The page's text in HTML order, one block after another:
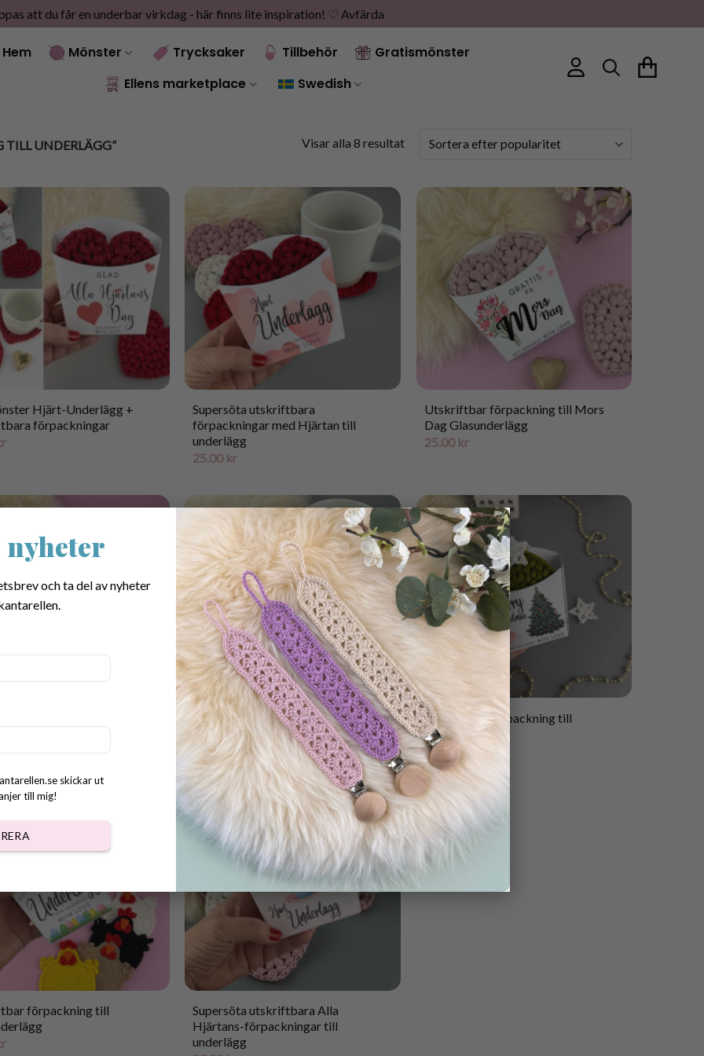
nyheter
och ta del av nyheter
skickar ut
till mig!
×
att du får en underbar virkdag - här finns lite inspiration! ♡ Avfärda
Hem Mönster Trycksaker Tillbehör
Gratismönster
Ellens marketplace
Swedish
UNDERLÄGG” Visar alla 8 resultatSortera
Hjärt-Underlägg +
förpackningar
Supersöta utskriftbara
förpackningar med Hjärtan till
underlägg
25.00 kr
Utskriftbar förpackning till Mors
Dag Glasunderlägg
25.00 kr
Utskriftbara förpackningar Alla
Hjärtans Dags-underlägg
25.00kr
Utskriftbar förpackning till
Julunderlägg
25.00 kr
förpackning till
Supersöta utskriftbara Alla
Hjärtans-förpackningar till
underlägg